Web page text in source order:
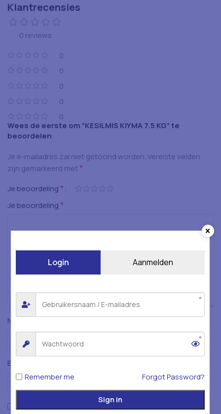
Klantrecensies
0 reviews
0
0
0
0
0
Wees de eerste om “KESILMIS KIYMA 7.5 KG” te
beoordelen
Je e-mailadres zal niet getoond worden.Vereiste velden
zijn gemarkeerd met *
Je beoordeling *
Je beoordeling *
Naam *
E-mail
Mijn naam, e-mailadres en website opslaan in deze
Login Aanmelden
Remember me Forgot Password?
Sign in